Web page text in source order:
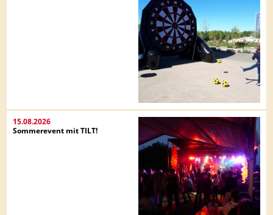
15.08.2026
Sommerevent mit TILT!